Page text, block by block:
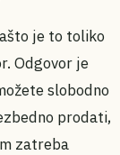
je to toliko
Odgovor je
slobodno
prodati,
zatreba